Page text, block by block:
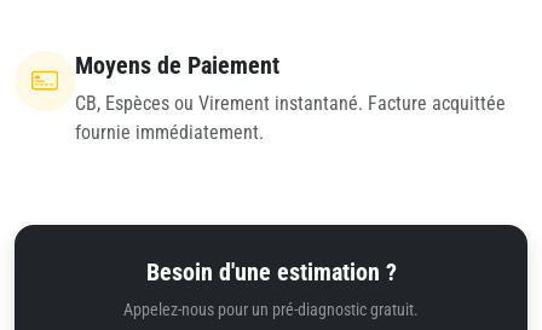
Moyens de Paiement
CB, Espèces ou Virement instantané. Facture acquittée
fournie immédiatement.
Besoin d'une estimation ?
Appelez-nous pour un pré-diagnostic gratuit.